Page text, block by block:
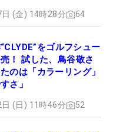
(金) 14時28分 64
をゴルフシュー
！ 試した、鳥谷敬さ
のは「カラーリング」
さ」
(日) 11時46分 52